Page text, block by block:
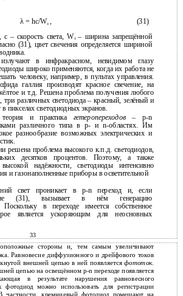
λ = hc/Wз,
(31)
c – скорость света, Wз– ширина запрещённой
(31), цвет свечения определяется шириной
в инфракрасном, невидимом глазу
широко применяются, когда их работа не
человеку, например, в пультах управления.
галлия производят красное свечение, на
и т.д. Решена проблема получения любого
три различных светодиода – красный, зелёный и
пикселах светодиодных экранов.
теория и практика гетеропереходов– p-n
различного типа в p- и n-областях. Им
разнообразие возможных электрических и
решена проблема высокого к.п.д. светодиодов,
десятков процентов. Поэтому, а также
надёжности, светодиоды интенсивно
и газонаполненные приборы в осветительной
свет проникает в p-n переход и, если
(31), вызывает в нём генерацию
в переходе имеется собственное
является ускоряющим для неосновных
33
стороны и, тем самым увеличивают
Равновесие диффузионного и дрейфового токов
внешней цепью в ней появляетсяфототок
цепью на освещённом p-n переходе появляется
в результате нарушения равновесного
фотодиод можно использовать для регистрации
частности, кремниевый фотодиод помещают на